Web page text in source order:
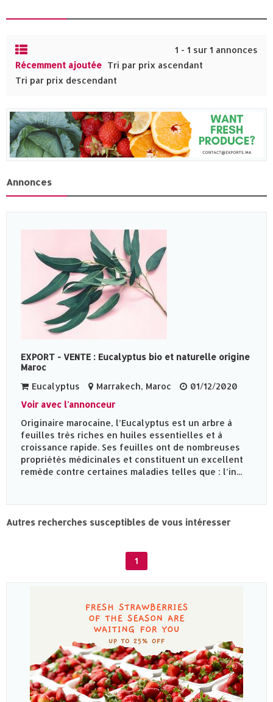
1 - 1 sur 1 annonces
Récemment ajoutée Tri par prix ascendant
Tri par prix descendant
Annonces
EXPORT - VENTE : Eucalyptus bio et naturelle origine
Maroc
Eucalyptus
Marrakech, Maroc
01/12/2020
Voir avec l'annonceur
Originaire marocaine, l’Eucalyptus est un arbre à
feuilles très riches en huiles essentielles et à
croissance rapide. Ses feuilles ont de nombreuses
propriétés médicinales et constituent un excellent
remède contre certaines maladies telles que : l’in...
Autres recherches susceptibles de vous intéresser
1